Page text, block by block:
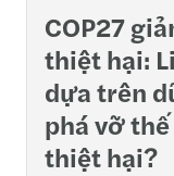
COP27
thiệt hại:
dựa trên
phá vỡ
thiệt hại?